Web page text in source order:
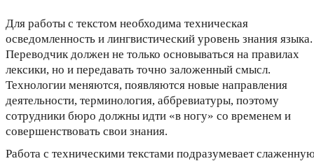
Для работы с текстом необходима техническая
осведомленность и лингвистический уровень знания языка.
Переводчик должен не только основываться на правилах
лексики, но и передавать точно заложенный смысл.
Технологии меняются, появляются новые направления
деятельности, терминология, аббревиатуры, поэтому
сотрудники бюро должны идти «в ногу» со временем и
совершенствовать свои знания.
Работа с техническими текстами подразумевает